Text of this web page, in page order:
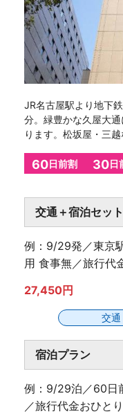
交通＋宿泊セッ
例：9/29発／東京
用 食事無／旅行代
27,450円
交通
JR名古屋駅より地下
分。緑豊かな久屋大
ります。松坂屋・三
60日前割 30日
宿泊プラン
例：9/29泊／60日
／旅行代金おひと